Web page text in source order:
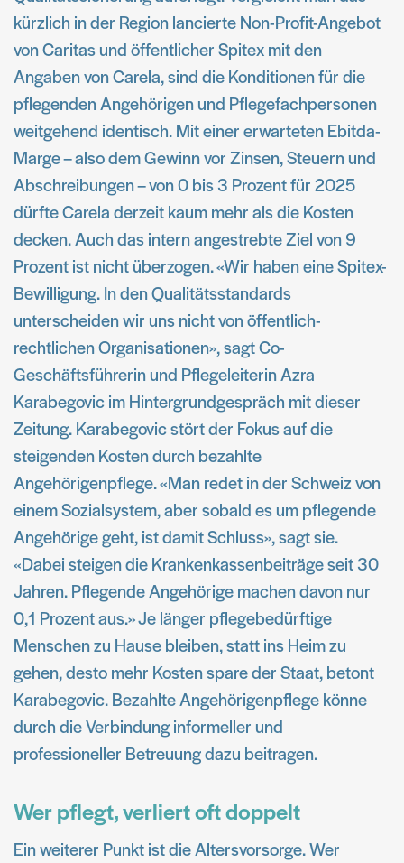
kürzlich in der Region lancierte Non-Profit-Angebot
von Caritas und öffentlicher Spitex mit den
Angaben von Carela, sind die Konditionen für die
pflegenden Angehörigen und Pflegefachpersonen
weitgehend identisch. Mit einer erwarteten Ebitda-
Marge – also dem Gewinn vor Zinsen, Steuern und
Abschreibungen – von 0 bis 3 Prozent für 2025
dürfte Carela derzeit kaum mehr als die Kosten
decken. Auch das intern angestrebte Ziel von 9
Prozent ist nicht überzogen. «Wir haben eine Spitex-
Bewilligung. In den Qualitätsstandards
unterscheiden wir uns nicht von öffentlich-
rechtlichen Organisationen», sagt Co-
Geschäftsführerin und Pflegeleiterin Azra
Karabegovic im Hintergrundgespräch mit dieser
Zeitung. Karabegovic stört der Fokus auf die
steigenden Kosten durch bezahlte
Angehörigenpflege. «Man redet in der Schweiz von
einem Sozialsystem, aber sobald es um pflegende
Angehörige geht, ist damit Schluss», sagt sie.
«Dabei steigen die Krankenkassenbeiträge seit 30
Jahren. Pflegende Angehörige machen davon nur
0,1 Prozent aus.» Je länger pflegebedürftige
Menschen zu Hause bleiben, statt ins Heim zu
gehen, desto mehr Kosten spare der Staat, betont
Karabegovic. Bezahlte Angehörigenpflege könne
durch die Verbindung informeller und
professioneller Betreuung dazu beitragen.
Wer pflegt, verliert oft doppelt
Ein weiterer Punkt ist die Altersvorsorge. Wer